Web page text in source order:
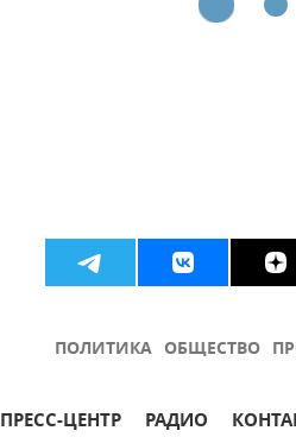
ПОЛИТИКА ОБЩЕСТВО
ПРЕСС-ЦЕНТР РАДИО